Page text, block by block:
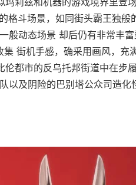
格斗场景，如同街头霸王独般
般动态场景 却后仍有非常丰
街机手感，确采用画风，充
都市的反乌托邦街道中在步
以及阴险的巴别塔公众司造化